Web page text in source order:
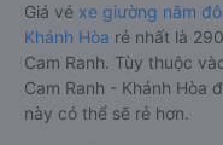
Giá vé xe giường nằm
Khánh Hòa rẻ nhất là
Cam Ranh. Tùy thuộc
Cam Ranh - Khánh Hòa
này có thể sẽ rẻ hơn.